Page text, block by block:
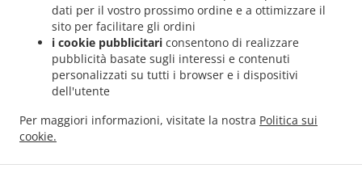
dati per il vostro prossimo ordine e a ottimizzare il
sito per facilitare gli ordini
i cookie pubblicitari consentono di realizzare
pubblicità basate sugli interessi e contenuti
personalizzati su tutti i browser e i dispositivi
dell'utente
Per maggiori informazioni, visitate la nostra Politica sui
cookie.
consegna Градац
Pizza Servizio di consegna Gradac Šukovac
Pizza Servizio di
consegna Gradac . Pizza Servizio di consegna Патковина
Patkovina
Pizza Servizio di consegna Брод . Pizza Servizio di consegna Brod
Servizio di consegna Ђеђево . Pizza Servizio di consegna Đeđevo . Pizza Servizio di
consegna Штовић
. Pizza Servizio di consegna Биоково . Hamburger Servizio di
Servizio di consegna. Pljeskavice Consegna del cibo . giros Consegna del cibo
Chips Consegna del cibo
Fast food Servizio di consegna. Caffè Servizio di consegna. Consegna cibo da asporto